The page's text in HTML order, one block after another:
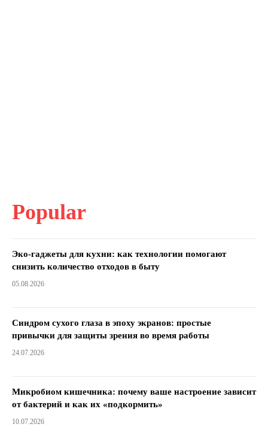
Popular
Эко-гаджеты для кухни: как технологии помогают
снизить количество отходов в быту
05.08.2026
Синдром сухого глаза в эпоху экранов: простые
привычки для защиты зрения во время работы
24.07.2026
Микробиом кишечника: почему ваше настроение зависит
от бактерий и как их «подкормить»
10.07.2026